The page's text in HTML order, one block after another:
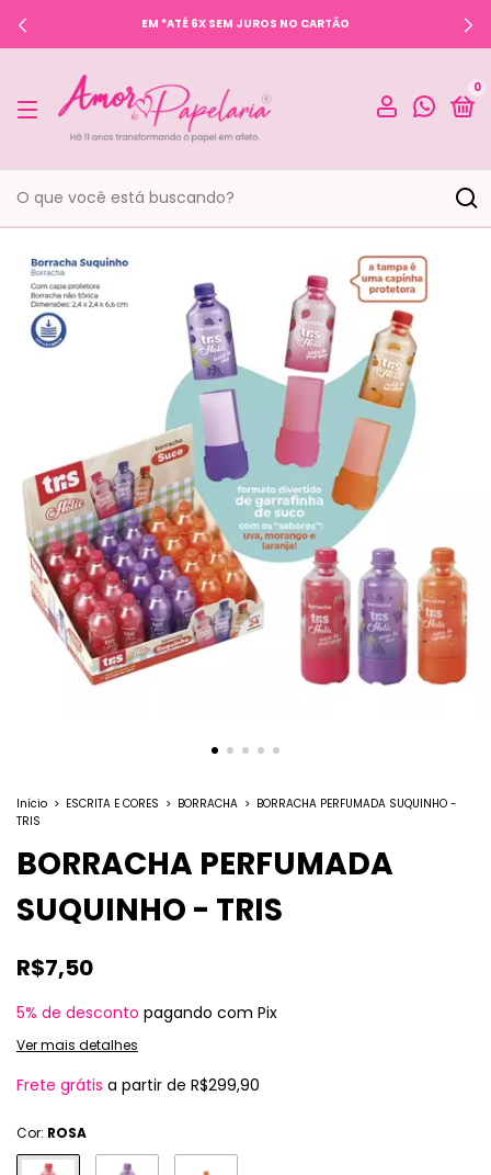
EM *ATÉ 6X SEM JUROS NO CARTÃO
0
Início > ESCRITA E CORES > BORRACHA > BORRACHA PERFUMADA SUQUINHO -
TRIS
BORRACHA PERFUMADA
SUQUINHO - TRIS
R$7,50
5% de desconto pagando com Pix
Ver mais detalhes
Frete grátis a partir de R$299,90
Cor: ROSA